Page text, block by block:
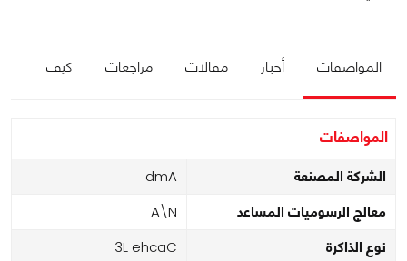
المواصفات أخبار مقالات مراجعات كيف
المواصفات
الشركة المصنعة Amd
معالج الرسوميات المساعد N\A
نوع الذاكرة Cache L3